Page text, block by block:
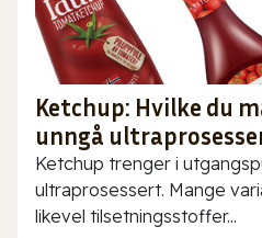
Ketchup: Hvilke du
unngå
Ketchup trenger i
ultraprosessert. Mange
likevel tilsetningsstoffer...